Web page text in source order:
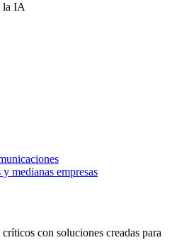
la IA
medianas empresas
con soluciones creadas para